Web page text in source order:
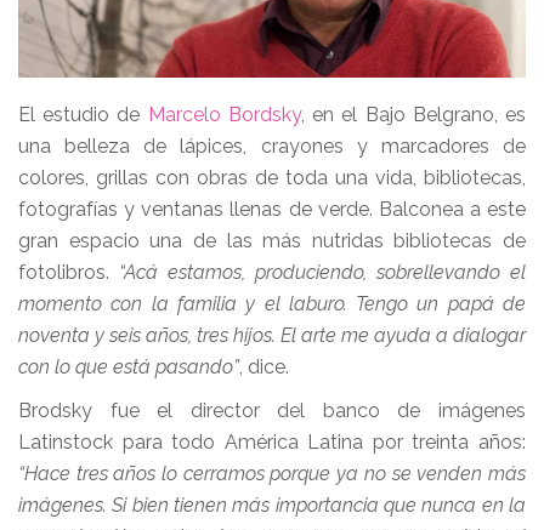
El estudio de Marcelo Bordsky, en el Bajo Belgrano, es
una belleza de lápices, crayones y marcadores de
colores, grillas con obras de toda una vida, bibliotecas,
fotografías y ventanas llenas de verde. Balconea a este
gran espacio una de las más nutridas bibliotecas de
fotolibros. “Acá estamos, produciendo, sobrellevando el
momento con la familia y el laburo. Tengo un papá de
noventa y seis años, tres hijos. El arte me ayuda a dialogar
con lo que está pasando”, dice.
Brodsky fue el director del banco de imágenes
Latinstock para todo América Latina por treinta años:
“Hace tres años lo cerramos porque ya no se venden más
imágenes. Si bien tienen más importancia que nunca en la